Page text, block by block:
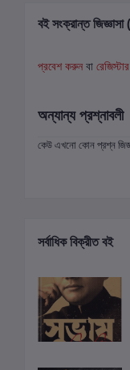
বই সংক্রান্ত
প্রবেশ করুন বা
অন্যান্য প্রশ্নাবলী
কেউ এখনো কোন প্রশ্ন
সর্বাধিক বিক্রীত বই